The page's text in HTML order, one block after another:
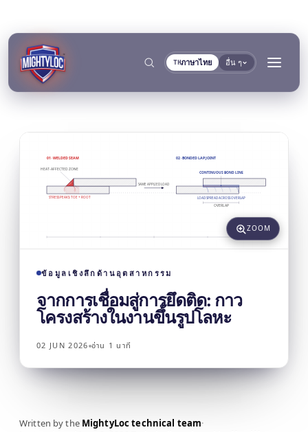
THภาษาไทย อื่น ๆ
→
การยึดติดและการบ่ม
Krystal 4000
การอุดและการล็อก
Taftflex 6221
Taftflex 6292
การผลิตโลหะ
งานก่อสร้าง
งาน DIY
ป้ายและสัญลักษณ์
ผู้ผลิตรถโดยสารและรถ
บรรทุก
การเดินเรือและเรือยอชต์
เอกสาร
คลังเอกสาร TDS แยกตามกลุ่ม
ปลอดภัย
เครื่องมือ
เครื่องมือเลือกพื้นผิว
คู่มือเวลาบ่มกาว
การประกาศ RoHS
01 · WELDED SEAM 02 · BONDED LAP JOINT
HEAT-AFFECTED ZONE
STRESS PEAKS: TOE + ROOT
SAME APPLIED LOAD
LOAD SPREAD ACROSS OVERLAP
OVERLAP
CONTINUOUS BOND LINE
ZOOM
ข้อมูลเชิงลึกด้านอุตสาหกรรม
จากการเชื่อมสู่การยึดติด: กาว
โครงสร้างในงานขึ้นรูปโลหะ
02 JUN 2026 อ่าน 1 นาที
Written by the MightyLoc technical team·